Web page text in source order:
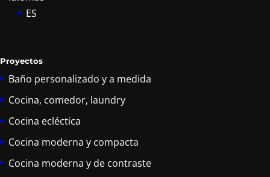
ES
Proyectos
Baño personalizado y a medida
Cocina, comedor, laundry
Cocina ecléctica
Cocina moderna y compacta
Cocina moderna y de contraste